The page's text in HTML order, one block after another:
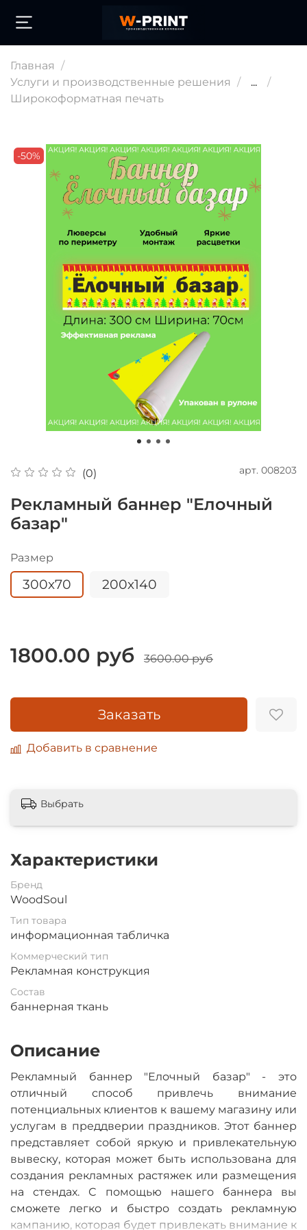
Главная
Услуги и производственные решения
...
Широкоформатная печать
-50%
(0) арт. 008203
Рекламный баннер "Елочный
базар"
Размер
300х70 200х140
1800.00 руб 3600.00 руб
Заказать
Добавить в сравнение
Выбрать
Характеристики
Бренд
WoodSoul
Тип товара
информационная табличка
Коммерческий тип
Рекламная конструкция
Состав
баннерная ткань
Описание
Рекламный баннер "Елочный базар" - это
отличный способ привлечь внимание
потенциальных клиентов к вашему магазину или
услугам в преддверии праздников. Этот баннер
представляет собой яркую и привлекательную
вывеску, которая может быть использована для
создания рекламных растяжек или размещения
на стендах. С помощью нашего баннера вы
сможете легко и быстро создать рекламную
кампанию, которая будет привлекать внимание к